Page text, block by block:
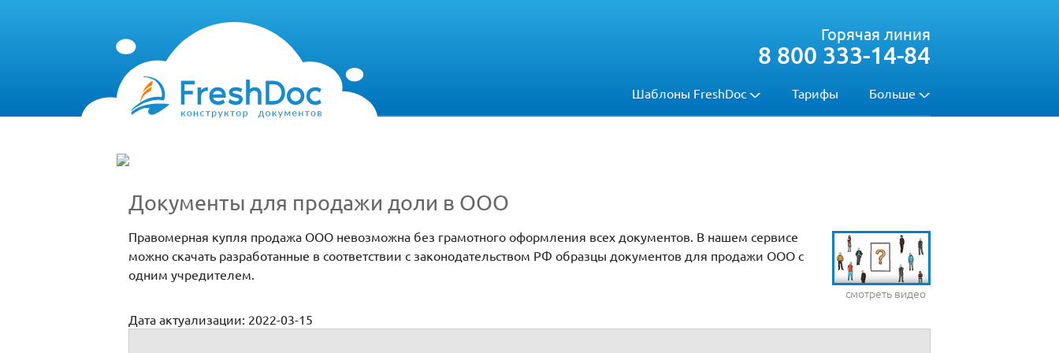
Шаблоны FreshDoc Тарифы Больше
Горячая линия
8 800 333-14-84
Документы для продажи доли в ООО
смотреть видео
Правомерная купля продажа ООО невозможна без грамотного оформления всех документов. В нашем сервисе
можно скачать разработанные в соответствии с законодательством РФ образцы документов для продажи ООО с
одним учредителем.
Дата актуализации: 2022-03-15